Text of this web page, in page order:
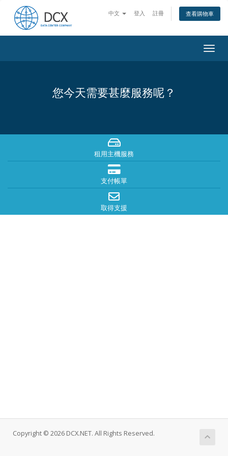
中文 登入 註冊 查看購物車
您今天需要甚麼服務呢？
租用主機服務
支付帳單
取得支援
Copyright © 2026 DCX.NET. All Rights Reserved.